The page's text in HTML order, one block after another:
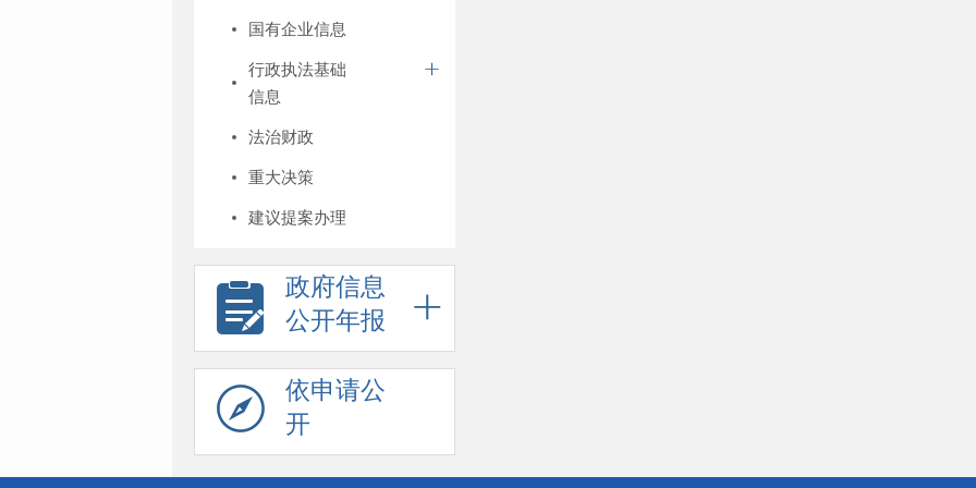
国有企业信息
行政执法基础
信息
法治财政
重大决策
建议提案办理
政府信息
公开年报
依申请公
开